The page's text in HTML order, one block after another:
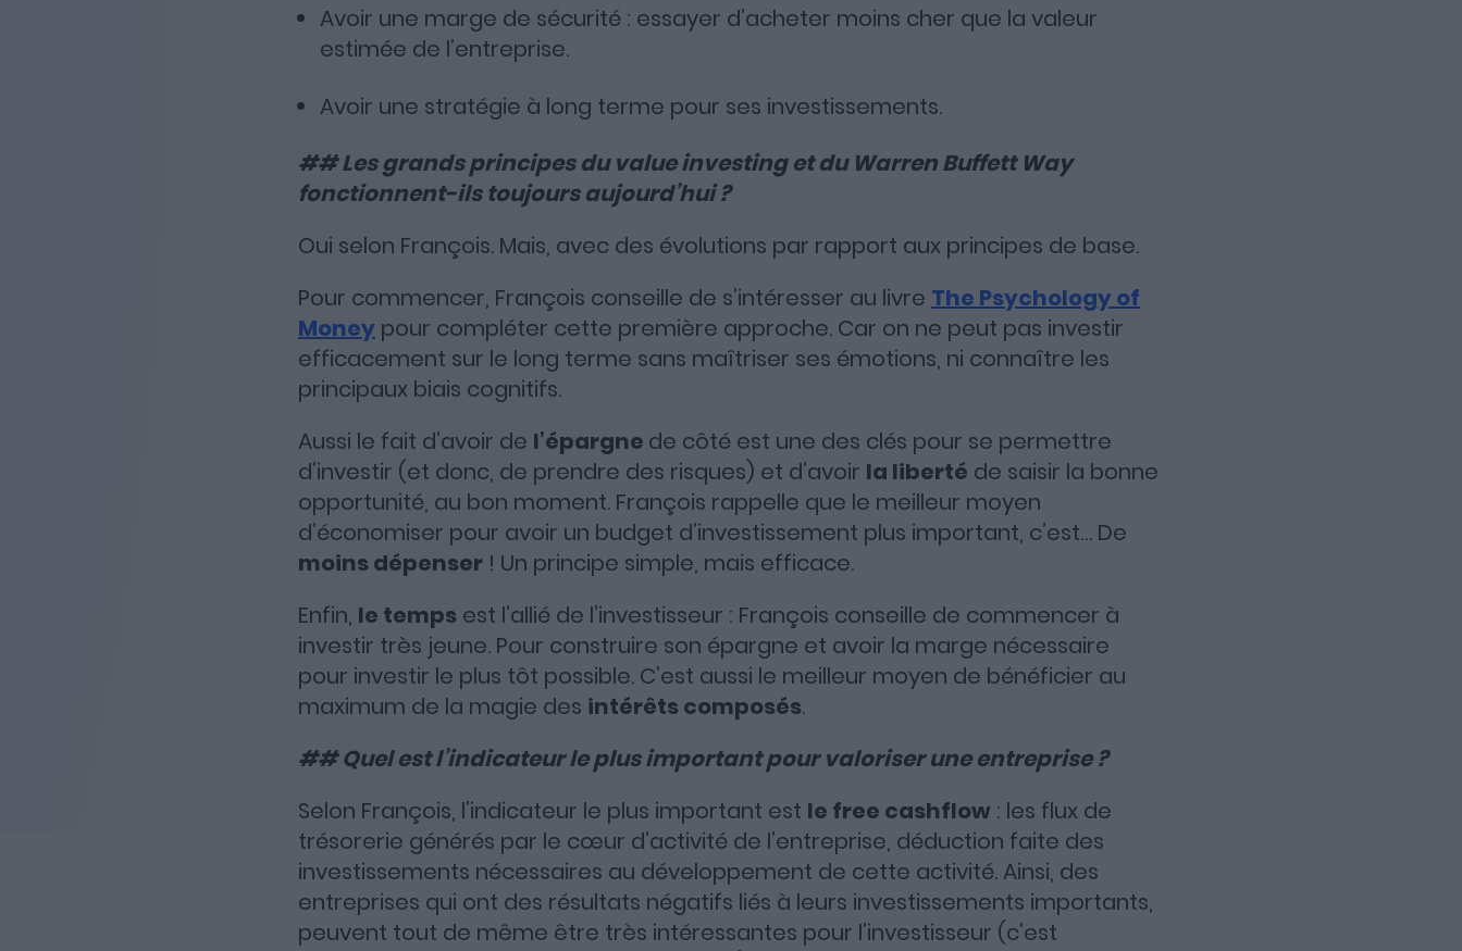
Avoir une marge de sécurité : essayer d’acheter moins cher que la valeur
estimée de l’entreprise.
Avoir une stratégie à long terme pour ses investissements.
## Les grands principes du value investing et du Warren Buffett Way
fonctionnent-ils toujours aujourd’hui ?
Oui selon François. Mais, avec des évolutions par rapport aux principes de base.
Pour commencer, François conseille de s’intéresser au livre The Psychology of
Money pour compléter cette première approche. Car on ne peut pas investir
efficacement sur le long terme sans maîtriser ses émotions, ni connaître les
principaux biais cognitifs.
Aussi le fait d’avoir de l’épargne de côté est une des clés pour se permettre
d’investir (et donc, de prendre des risques) et d’avoir la liberté de saisir la bonne
opportunité, au bon moment. François rappelle que le meilleur moyen
d’économiser pour avoir un budget d’investissement plus important, c’est… De
moins dépenser ! Un principe simple, mais efficace.
Enfin, le temps est l’allié de l’investisseur : François conseille de commencer à
investir très jeune. Pour construire son épargne et avoir la marge nécessaire
pour investir le plus tôt possible. C’est aussi le meilleur moyen de bénéficier au
maximum de la magie des intérêts composés.
## Quel est l’indicateur le plus important pour valoriser une entreprise ?
Selon François, l’indicateur le plus important est le free cashflow : les flux de
trésorerie générés par le cœur d’activité de l’entreprise, déduction faite des
investissements nécessaires au développement de cette activité. Ainsi, des
entreprises qui ont des résultats négatifs liés à leurs investissements importants,
peuvent tout de même être très intéressantes pour l’investisseur (c’est